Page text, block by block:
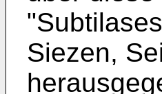
"
Siezen,